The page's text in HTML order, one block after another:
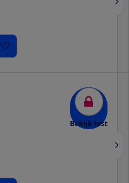
Bekijk test